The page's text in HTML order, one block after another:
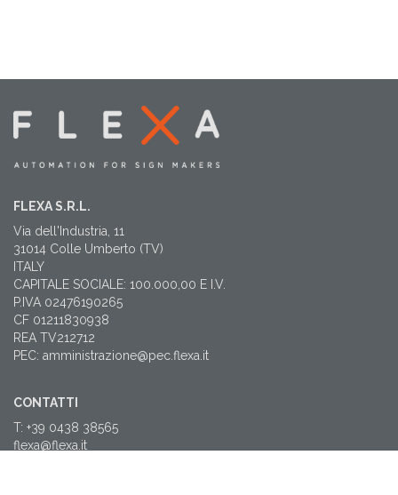
FLEXA S.R.L.
Via dell'Industria, 11
31014 Colle Umberto (TV)
ITALY
CAPITALE SOCIALE: 100.000,00 E I.V.
P.IVA 02476190265
CF 01211830938
REA TV212712
PEC: amministrazione@pec.flexa.it
CONTATTI
T: +39 0438 38565
flexa@flexa.it